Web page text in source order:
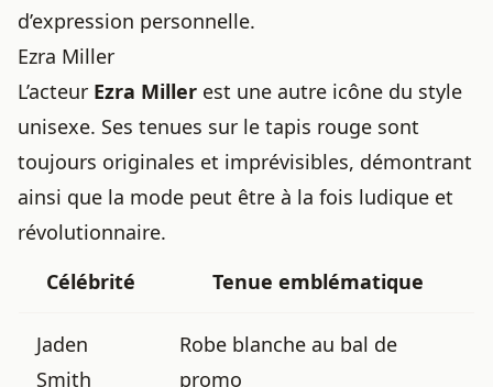
d’expression personnelle.
Ezra Miller
L’acteur Ezra Miller est une autre icône du style
unisexe. Ses tenues sur le tapis rouge sont
toujours originales et imprévisibles, démontrant
ainsi que la mode peut être à la fois ludique et
révolutionnaire.
Célébrité
Tenue emblématique
Jaden
Smith
Robe blanche au bal de
promo